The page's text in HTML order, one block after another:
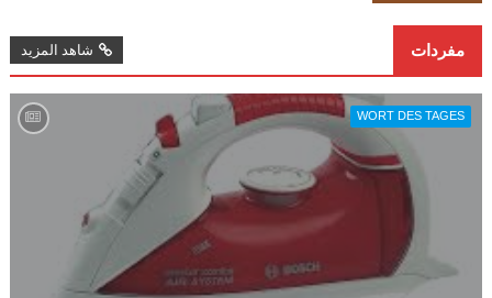
مفردات شاهد المزيد
WORT DES TAGES